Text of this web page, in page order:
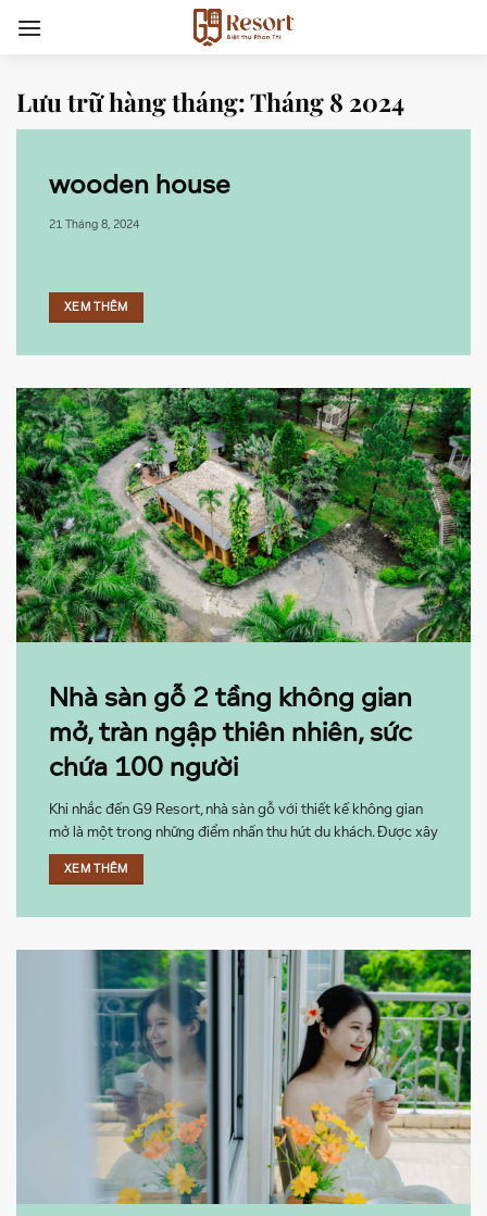
đến
dungLưu trữ hàng tháng:Tháng 8 2024
wooden house
21 Tháng 8, 2024
XEM THÊM
Nhà sàn gỗ 2 tầng không gian
mở, tràn ngập thiên nhiên, sức
chứa 100 người
Khi nhắc đến G9 Resort, nhà sàn gỗ với thiết kế không gian
mở là một trong những điểm nhấn thu hút du khách. Được xây
dựng theo phong cách truyền thống nhưng không kém phần
hiện đại, nhà sàn này mang lại không gian tràn ngập thiên
XEM THÊM